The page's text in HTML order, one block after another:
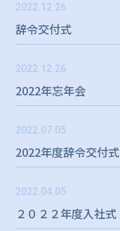
2022.12.26
辞令交付式
2022.12.26
2022年忘年会
2022.07.05
2022年度辞令交付式
2022.04.05
２０２２年度入社式